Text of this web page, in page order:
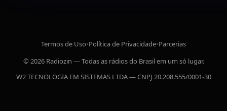
Termos de Uso•Política de Privacidade•Parcerias
© 2026 Radiozin — Todas as rádios do Brasil em um só lugar.
W2 TECNOLOGIA EM SISTEMAS LTDA — CNPJ 20.208.555/0001-30